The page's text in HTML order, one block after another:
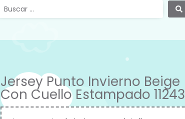
Jersey Punto Invierno Beige
Con Cuello Estampado 11243